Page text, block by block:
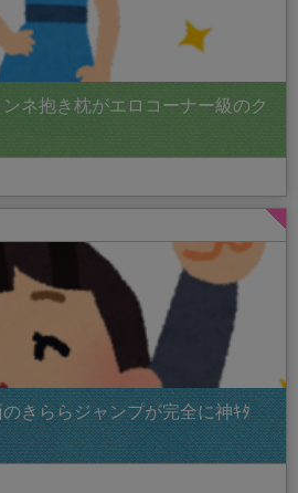
ネ抱き枕がエロコーナー級のク
きららジャンプが完全に神ｷﾀ